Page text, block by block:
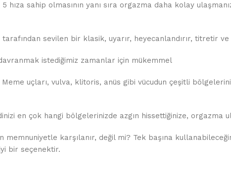
sahip olmasının yanı sıra orgazma daha kolay
tarafından sevilen bir klasik, uyarır, heyecanlandırır, titretir
istediğimiz zamanlar için mükemmel
Meme uçları, vulva, klitoris, anüs gibi vücudun çeşitli
en çok hangi bölgelerinizde azgın hissettiğinize, orgazma
karşılanır, değil mi? Tek başına
bir seçenektir.